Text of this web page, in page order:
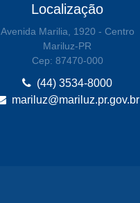
Localização
Avenida Marilia, 1920 - Centro
Mariluz-PR
Cep: 87470-000
(44) 3534-8000
mariluz@mariluz.pr.gov.br